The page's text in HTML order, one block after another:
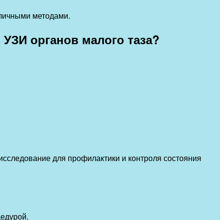
методами.
органов малого таза?
для профилактики и контроля состояния